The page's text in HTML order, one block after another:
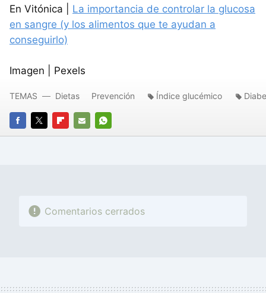
En Vitónica | La importancia de controlar la glucosa
en sangre (y los alimentos que te ayudan a
conseguirlo)
Imagen | Pexels
FACEBOOK
TWITTERFLIPBOARD
E-
WHATSAPP
TEMAS Dietas Prevención Índice glucémico
Comentarios cerrados